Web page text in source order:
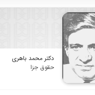
دکتر محمد باهری
حقوق جزا